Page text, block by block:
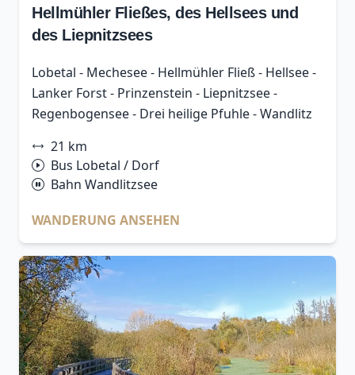
Hellmühler Fließes, des Hellsees und
des Liepnitzsees
Lobetal - Mechesee - Hellmühler Fließ - Hellsee -
Lanker Forst - Prinzenstein - Liepnitzsee -
Regenbogensee - Drei heilige Pfuhle - Wandlitz
21 km
Bus Lobetal / Dorf
Bahn Wandlitzsee
WANDERUNG ANSEHEN